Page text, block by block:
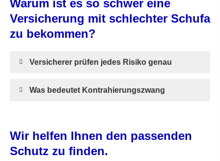
Warum ist es so schwer eine
Versicherung mit schlechter Schufa
zu bekommen?
Versicherer prüfen jedes Risiko genau
Was bedeutet Kontrahierungszwang
Wir helfen Ihnen den passenden
Schutz zu finden.